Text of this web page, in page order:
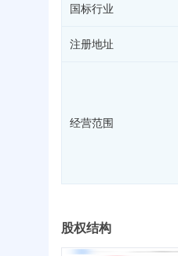
国标行业
注册地址
经营范围
股权结构